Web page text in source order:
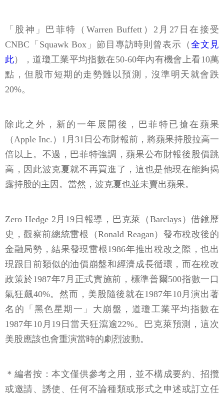
「股神」巴菲特（Warren Buffett）2月27日在接受
CNBC「Squawk Box」節目專訪時則曾表示（全文見
此），道瓊工業平均指數在50-60年內有機會上看10萬
點，但股市短期的走勢難以預測，沒準明天就會跌
20%。
除此之外，新的一年展開後，巴菲特已搶在蘋果
（Apple Inc.）1月31日公布財報前，將蘋果持股拉高一
倍以上。不過，巴菲特強調，蘋果公布財報後股價跳
高，因此波克夏就不再買進了，這也是他現在能夠揭
露持股的主因。當然，波克夏也並未賣出蘋果。
Zero Hedge 2月19日報導，巴克萊（Barclays）借鏡歷
史，觀察前總統雷根（Ronald Reagan）發布稅改後的
金融局勢，結果發現雷根1986年推出稅改之際，也出
現跟目前類似的油價崩盤和經濟成長循環，而在稅改
政策於1987年7月正式實施前，標準普爾500指數一口
氣狂飆40%。然而，美股隨後就在1987年10月演出著
名的「黑色星期一」大崩盤，道瓊工業平均指數在
1987年10月19日當天狂瀉逾22%。巴克萊預測，這次
美股應該也會重演當時的劇烈波動。
＊編者按：本文僅供參考之用，並不構成要約、招攬
或邀請、誘使、任何不論種類或形式之申述或訂立任